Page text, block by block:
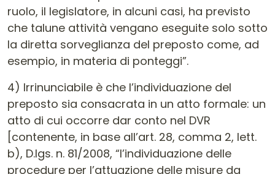
ruolo, il legislatore, in alcuni casi, ha previsto
che talune attività vengano eseguite solo sotto
la diretta sorveglianza del preposto come, ad
esempio, in materia di ponteggi”.
4) Irrinunciabile è che l’individuazione del
preposto sia consacrata in un atto formale: un
atto di cui occorre dar conto nel DVR
[contenente, in base all’art. 28, comma 2, lett.
b), D.lgs. n. 81/2008, “l’individuazione delle
procedure per l’attuazione delle misure da